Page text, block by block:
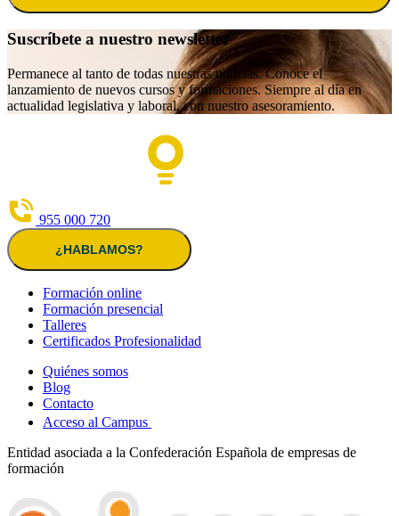
Suscríbete a nuestro newsletter
Permanece al tanto de todas nuestras noticias. Conoce el
lanzamiento de nuevos cursos y formaciones. Siempre al día en
actualidad legislativa y laboral, con nuestro asesoramiento.
955 000 720
¿HABLAMOS?
Formación online
Formación presencial
Talleres
Certificados Profesionalidad
Quiénes somos
Blog
Contacto
Acceso al Campus
Entidad asociada a la Confederación Española de empresas de
formación